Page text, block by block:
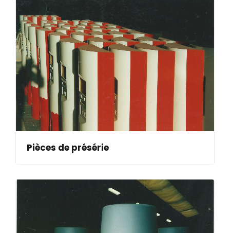
Pièces de présérie